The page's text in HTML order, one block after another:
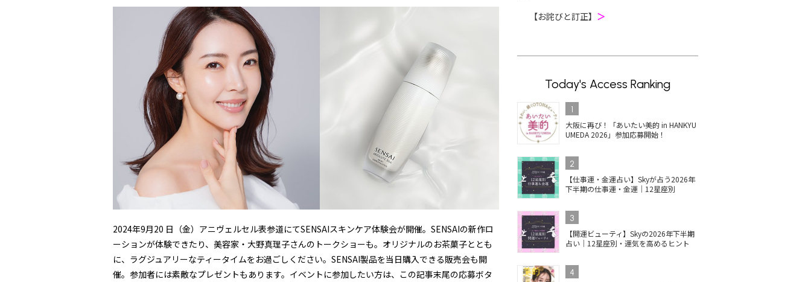
2024年9月20 日（金）アニヴェルセル表参道にてSENSAIスキンケア体験会が開催。SENSAIの新作ロ
ーションが体験できたり、美容家・大野真理子さんのトークショーも。オリジナルのお茶菓子ととも
に、ラグジュアリーなティータイムをお過ごしください。SENSAI製品を当日購入できる販売会も開
催。参加者には素敵なプレゼントもあります。イベントに参加したい方は、この記事末尾の応募ボタ
【お詫びと訂正】 ＞
Today's Access Ranking
1
大阪に再び！「あいたい美的 in HANKYU
UMEDA 2026」参加応募開始！
2
【仕事運・金運占い】Skyが占う2026年
下半期の仕事運・金運｜12星座別
3
【開運ビューティ】Skyの2026年下半期
占い｜12星座別・運気を高めるヒント
4